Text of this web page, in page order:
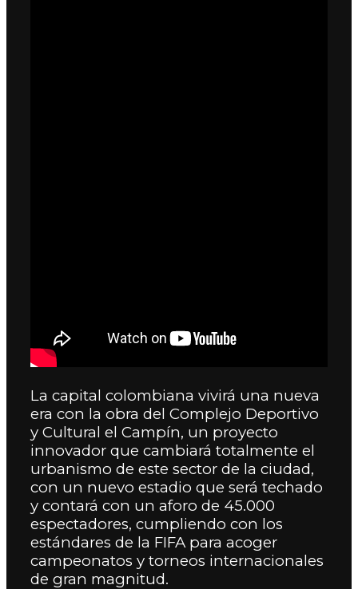
La capital colombiana vivirá una nueva
era con la obra del Complejo Deportivo
y Cultural el Campín, un proyecto
innovador que cambiará totalmente el
urbanismo de este sector de la ciudad,
con un nuevo estadio que será techado
y contará con un aforo de 45.000
espectadores, cumpliendo con los
estándares de la FIFA para acoger
campeonatos y torneos internacionales
de gran magnitud.